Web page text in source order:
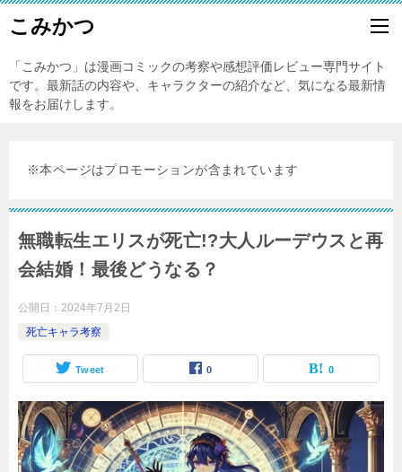
こみかつ
「こみかつ」は漫画コミックの考察や感想評価レビュー専門サイト
です。最新話の内容や、キャラクターの紹介など、気になる最新情
報をお届けします。
※本ページはプロモーションが含まれています
無職転生エリスが死亡!?大人ルーデウスと再
会結婚！最後どうなる？
公開日： 2024年7月2日
死亡キャラ考察
Tweet 0 0